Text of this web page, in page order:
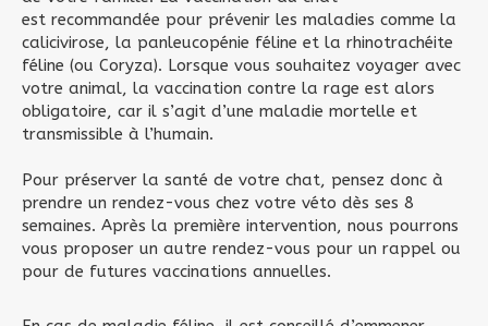
est recommandée pour prévenir les maladies comme la
calicivirose, la panleucopénie féline et la rhinotrachéite
féline (ou Coryza). Lorsque vous souhaitez voyager avec
votre animal, la vaccination contre la rage est alors
obligatoire, car il s’agit d’une maladie mortelle et
transmissible à l’humain.
Pour préserver la santé de votre chat, pensez donc à
prendre un rendez-vous chez votre véto dès ses 8
semaines. Après la première intervention, nous pourrons
vous proposer un autre rendez-vous pour un rappel ou
pour de futures vaccinations annuelles.